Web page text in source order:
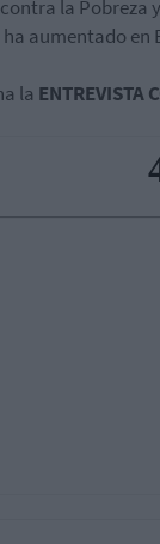
la Pobreza
aumentado en
la ENTREVISTA